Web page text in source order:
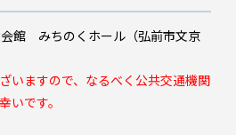
館 みちのくホール（弘前市文京
いますので、なるべく公共交通機関
いです。